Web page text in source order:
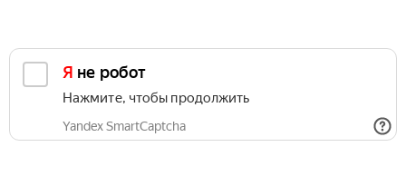
Я не робот
Нажмите, чтобы продолжить
Yandex SmartCaptcha